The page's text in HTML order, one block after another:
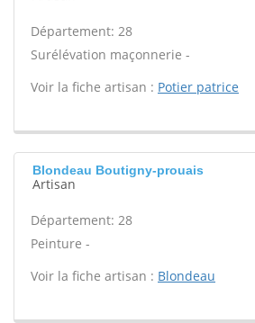
Département: 28
Surélévation maçonnerie -
Voir la fiche artisan : Potier patrice
Blondeau Boutigny-prouais
Artisan
Département: 28
Peinture -
Voir la fiche artisan : Blondeau